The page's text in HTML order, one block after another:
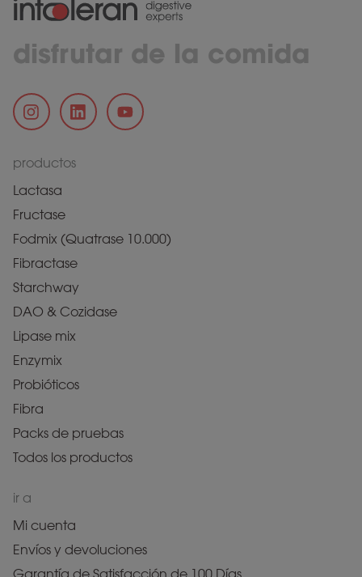
disfrutar de la comida
productos
Lactasa
Fructase
Fodmix (Quatrase 10.000)
Fibractase
Starchway
DAO & Cozidase
Lipase mix
Enzymix
Probióticos
Fibra
Packs de pruebas
Todos los productos
ir a
Mi cuenta
Envíos y devoluciones